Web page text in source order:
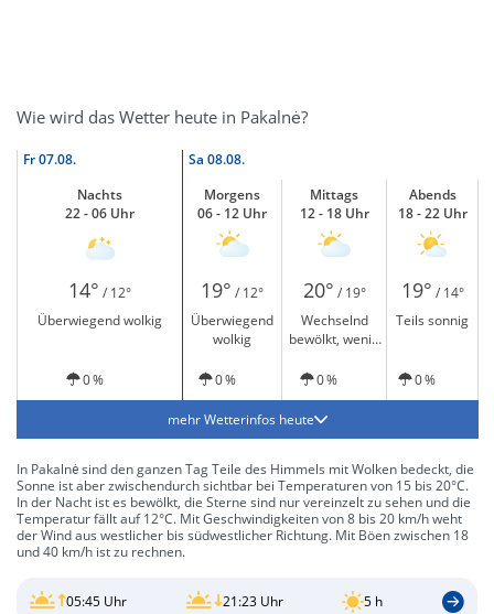
Wie wird das Wetter heute in Pakalnė?
Fr07.08. Sa 08.08.
Nachts
22 - 06 Uhr
Morgens
06 - 12 Uhr
Mittags
12 - 18 Uhr
Abends
18 - 22 Uhr
14° / 12° 19° / 12° 20° / 19° 19° / 14°
Überwiegend wolkig
Überwiegend
wolkig
Wechselnd
bewölkt, wenig
Teils sonnig
0 % 0 % 0 % 0 %
mehr Wetterinfos heute
In Pakalnė sind den ganzen Tag Teile des Himmels mit Wolken bedeckt, die
Sonne ist aber zwischendurch sichtbar bei Temperaturen von 15 bis 20°C.
In der Nacht ist es bewölkt, die Sterne sind nur vereinzelt zu sehen und die
Temperatur fällt auf 12°C. Mit Geschwindigkeiten von 8 bis 20 km/h weht
der Wind aus westlicher bis südwestlicher Richtung. Mit Böen zwischen 18
und 40 km/h ist zu rechnen.
05:45 Uhr 21:23 Uhr 5 h